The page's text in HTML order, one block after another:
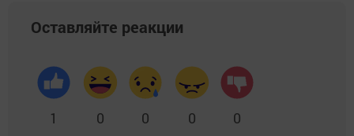
Оставляйте реакции
1 0 0 0 0